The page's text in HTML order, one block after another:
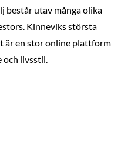
består utav många olika
Kinneviks största
är en stor online plattform
och livsstil.